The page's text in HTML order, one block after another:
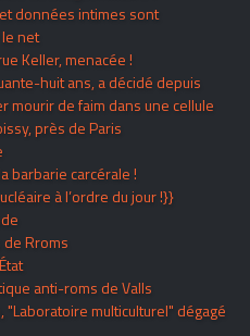
données intimes sont
net
Keller, menacée !
huit ans, a décidé depuis
mourir de faim dans une cellule
près de Paris
barbarie carcérale !
à l’ordre du jour !}}
Rroms
anti-roms de Valls
multiculturel" dégagé